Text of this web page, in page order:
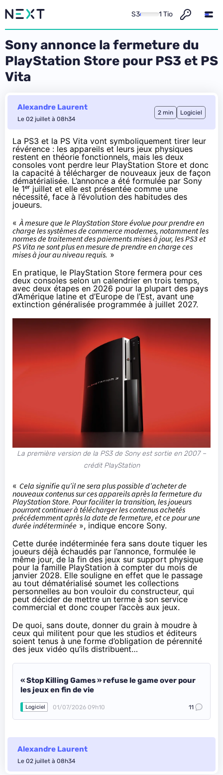
S3 1 Tio
Sony annonce la fermeture du
PlayStation Store pour PS3 et PS
Vita
Alexandre Laurent
Le 02 juillet à 08h34
2 min Logiciel
La PS3 et la PS Vita vont symboliquement tirer leur
révérence : les appareils et leurs jeux physiques
restent en théorie fonctionnels, mais les deux
consoles vont perdre leur PlayStation Store et donc
la capacité à télécharger de nouveaux jeux de façon
dématérialisée. L’annonce a été formulée par Sony
le 1ᵉʳ juillet et elle est présentée comme une
nécessité, face à l’évolution des habitudes des
joueurs.
«À mesure que le PlayStation Store évolue pour prendre en
charge les systèmes de commerce modernes, notamment les
normes de traitement des paiements mises à jour, les PS3 et
PS Vita ne sont plus en mesure de prendre en charge ces
mises à jour au niveau requis. »
En pratique, le PlayStation Store fermera pour ces
deux consoles selon un calendrier en trois temps,
avec deux étapes en 2026 pour la plupart des pays
d’Amérique latine et d’Europe de l’Est, avant une
extinction généralisée programmée à juillet 2027.
La première version de la PS3 de Sony est sortie en 2007 –
crédit PlayStation
« Cela signifie qu’il ne sera plus possible d’acheter de
nouveaux contenus sur ces appareils après la fermeture du
PlayStation Store. Pour faciliter la transition, les joueurs
pourront continuer à télécharger les contenus achetés
précédemment après la date de fermeture, et ce pour une
durée indéterminée », indique encore Sony.
Cette durée indéterminée fera sans doute tiquer les
joueurs déjà échaudés par l’annonce, formulée le
même jour, de la fin des jeux sur support physique
pour la famille PlayStation à compter du mois de
janvier 2028. Elle souligne en effet que le passage
au tout dématérialisé soumet les collections
personnelles au bon vouloir du constructeur, qui
peut décider de mettre un terme à son service
commercial et donc couper l’accès aux jeux.
De quoi, sans doute, donner du grain à moudre à
ceux qui militent pour que les studios et éditeurs
soient tenus à une forme d’obligation de pérennité
des jeux vidéo qu’ils distribuent…
« Stop Killing Games » refuse le game over pour
les jeux en fin de vie
Logiciel 01/07/2026 09h10 11
Alexandre Laurent
Le 02 juillet à 08h34